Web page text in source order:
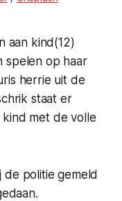
aan kind(12)
spelen op haar
herrie uit de
staat er
kind met de volle
politie gemeld